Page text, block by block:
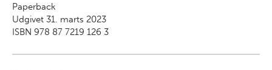
Paperback
Udgivet 31. marts 2023
ISBN 978 87 7219 126 3